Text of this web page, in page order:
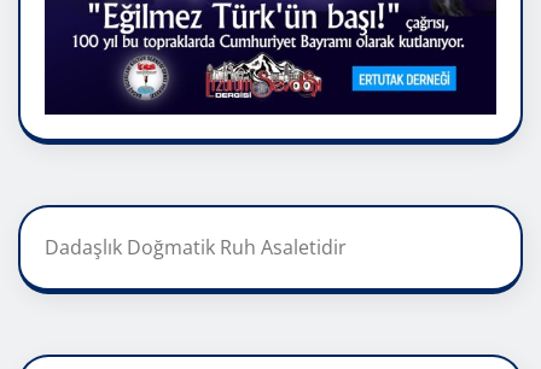
Dadaşlık Doğmatik Ruh Asaletidir